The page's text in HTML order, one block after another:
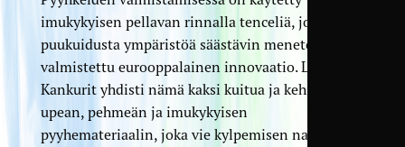
imukykyisen pellavan rinnalla tenceliä, joka on
puukuidusta ympäristöä säästävin menetelmin
valmistettu eurooppalainen innovaatio. Lapuan
Kankurit yhdisti nämä kaksi kuitua ja kehitti
upean, pehmeän ja imukykyisen
pyyhemateriaalin, joka vie kylpemisen nautinnon